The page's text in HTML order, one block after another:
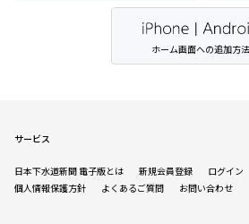
ホーム画面への追加方法
サービス
日本下水道新聞 電子版とは 新規会員登録 ログイン
個人情報保護方針
よくあるご質問 お問い合わせ